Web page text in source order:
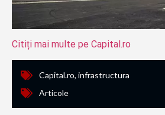
Citiți mai multe pe Capital.ro
Capital.ro, infrastructura
Articole